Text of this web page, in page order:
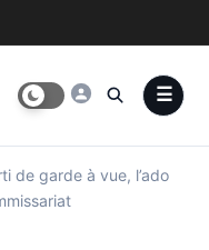
de garde à vue, l’ado